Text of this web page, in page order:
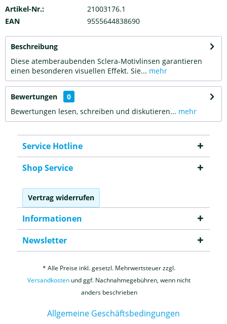
Artikel-Nr.:
21003176.1
EAN
9555644838690
Beschreibung
Diese atemberaubenden Sclera-Motivlinsen garantieren
einen besonderen visuellen Effekt. Sie... mehr
Bewertungen
0
Bewertungen lesen, schreiben und diskutieren... mehr
Service Hotline
Shop Service
Vertrag widerrufen
Informationen
Newsletter
* Alle Preise inkl. gesetzl. Mehrwertsteuer zzgl.
Versandkosten und ggf. Nachnahmegebühren, wenn nicht
anders beschrieben
Allgemeine Geschäftsbedingungen